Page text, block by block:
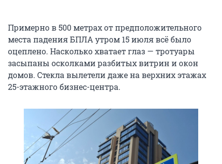
Примерно в 500 метрах от предположительного
места падения БПЛА утром 15 июля всë было
оцеплено. Насколько хватает глаз — тротуары
засыпаны осколками разбитых витрин и окон
домов. Стекла вылетели даже на верхних этажах
25-этажного бизнес-центра.